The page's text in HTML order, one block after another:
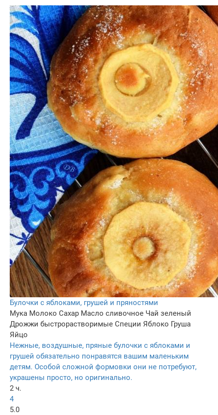
Булочки с яблоками, грушей и пряностями
Мука Молоко Сахар Масло сливочное Чай зеленый
Дрожжи быстрорастворимые Специи Яблоко Груша
Яйцо
Нежные, воздушные, пряные булочки с яблоками и
грушей обязательно понравятся вашим маленьким
детям. Особой сложной формовки они не потребуют,
украшены просто, но оригинально.
2 ч.
4
5.0